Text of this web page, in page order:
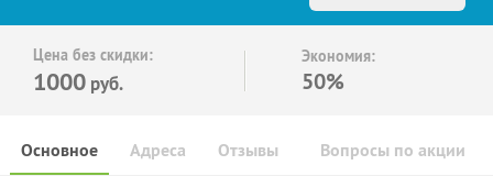
Цена без скидки:
1000 руб.
Экономия:
50%
Основное Отзывы Вопросы по акции
Адреса